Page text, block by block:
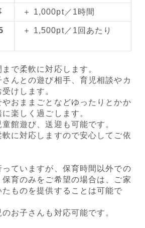
＋ 1,000pt／1時間
＋ 1,500pt／1回あたり
で柔軟に対応します。
んとの遊び相手、育児相談やカ
けします。
おままごとなどゆったりとかか
楽しく過ごします。
館遊び、送迎も可能です。
に対応しますので安心してご依
ていますが、保育時間以外での
育のみをご希望の場合は、ご家
ものを提供することは可能で
お子さんも対応可能です。